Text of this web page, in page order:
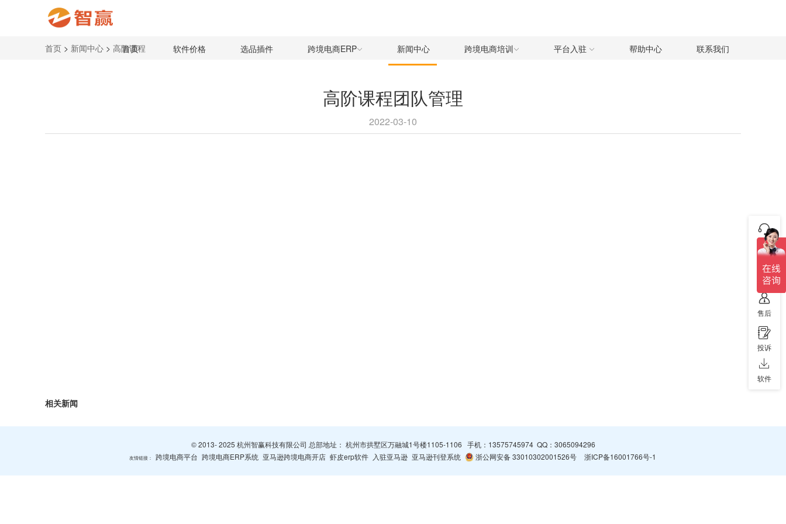
首页 软件价格 选品插件 跨境电商ERP 新闻中心 跨境电商培训 平台入驻 帮助中心 联系我们
首页 > 新闻中心 > 高阶课程
高阶课程团队管理
2022-03-10
相关新闻
© 2013- 2025 杭州智赢科技有限公司 总部地址： 杭州市拱墅区万融城1号楼1105-1106 手机： 13575745974QQ： 3065094296
友情链接： 跨境电商平台 跨境电商ERP系统 亚马逊跨境电商开店 虾皮erp软件 入驻亚马逊 亚马逊刊登系统 浙公网安备 33010302001526号 浙ICP备16001766号-1
咨询
售前
售后
投诉
软件